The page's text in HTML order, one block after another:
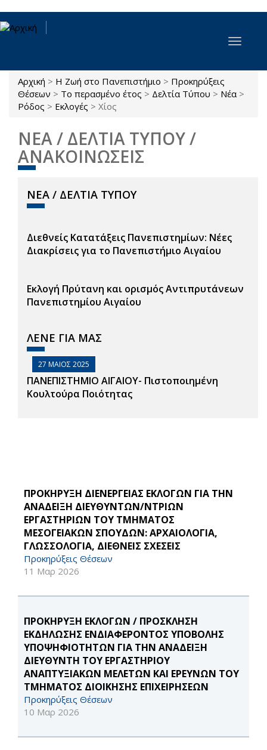
Παράκαμψη προς το κυρίως περιεχόμενο
Toggle
Είστε εδώ
Αρχική > Η Ζωή στο Πανεπιστήμιο > Προκηρύξεις
Θέσεων > Το περασμένο έτος > Δελτία Τύπου > Νέα >
Ρόδος > Εκλογές > Χίος
ΝΕΑ / ΔΕΛΤΙΑ ΤΥΠΟΥ /
ΑΝΑΚΟΙΝΩΣΕΙΣ
ΝΕΑ / ΔΕΛΤΙΑ ΤΥΠΟΥ
Διεθνείς Κατατάξεις Πανεπιστημίων: Νέες
Διακρίσεις για το Πανεπιστήμιο Αιγαίου
Εκλογή Πρύτανη και ορισμός Αντιπρυτάνεων
Πανεπιστημίου Αιγαίου
ΛΕΝΕ ΓΙΑ ΜΑΣ
27 ΜΑΙΟΣ 2025
ΠΑΝΕΠΙΣΤΗΜΙΟ ΑΙΓΑΙΟΥ- Πιστοποιημένη
Κουλτούρα Ποιότητας
ΠΡΟΚΗΡΥΞΗ ΔΙΕΝΕΡΓΕΙΑΣ ΕΚΛΟΓΩΝ ΓΙΑ ΤΗΝ
ΑΝΑΔΕΙΞΗ ΔΙΕΥΘΥΝΤΩΝ/ΝΤΡΙΩΝ
ΕΡΓΑΣΤΗΡΙΩΝ ΤΟΥ ΤΜΗΜΑΤΟΣ
ΜΕΣΟΓΕΙΑΚΩΝ ΣΠΟΥΔΩΝ: ΑΡΧΑΙΟΛΟΓΙΑ,
ΓΛΩΣΣΟΛΟΓΙΑ, ΔΙΕΘΝΕΙΣ ΣΧΕΣΕΙΣ
Προκηρύξεις Θέσεων
11 Μαρ 2026
ΠΡΟΚΗΡΥΞΗ ΕΚΛΟΓΩΝ / ΠΡΟΣΚΛΗΣΗ
ΕΚΔΗΛΩΣΗΣ ΕΝΔΙΑΦΕΡΟΝΤΟΣ ΥΠΟΒΟΛΗΣ
ΥΠΟΨΗΦΙΟΤΗΤΩΝ ΓΙΑ ΤΗΝ ΑΝΑΔΕΙΞΗ
ΔΙΕΥΘΥΝΤΗ ΤΟΥ ΕΡΓΑΣΤΗΡΙΟΥ
ΑΝΑΠΤΥΞΙΑΚΩΝ ΜΕΛΕΤΩΝ ΚΑΙ ΕΡΕΥΝΩΝ ΤΟΥ
ΤΜΗΜΑΤΟΣ ΔΙΟΙΚΗΣΗΣ ΕΠΙΧΕΙΡΗΣΕΩΝ
Προκηρύξεις Θέσεων
10 Μαρ 2026